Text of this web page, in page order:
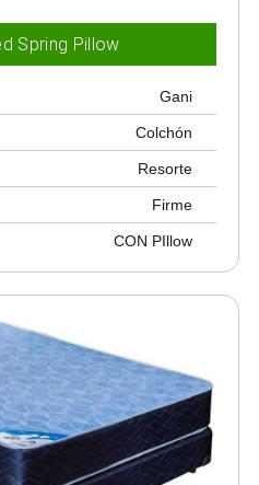
Spring Pillow
Gani
Colchón
Resorte
Firme
CON PIllow